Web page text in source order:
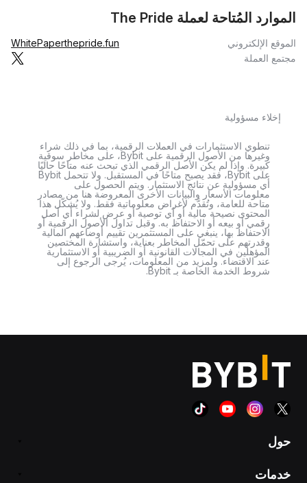
الموارد المُتاحة لعملة The Pride
الموقع الإلكتروني thepride.fun
WhitePaper
مجتمع العملة
إخلاء مسؤولية
تنطوي الاستثمارات في العملات الرقمية، بما في ذلك شراء
وغيرها من الأصول الرقمية على Bybit، على مخاطر سوقية
كبيرة. وإذا لم يكن الأصل الرقمي الذي تبحث عنه متاحًا حاليًا
على Bybit، فقد يصبح متاحًا في المستقبل. ولا تتحمل Bybit
أي مسؤولية عن نتائج الاستثمار. ويتم الحصول على
معلومات الأسعار والبيانات الأخرى المعروضة هنا من مصادر
متاحة للعامة، وتُقدَّم لأغراض معلوماتية فقط. ولا يُشكّل هذا
المحتوى نصيحة مالية أو أي توصية أو عرض لشراء أي أصل
رقمي أو بيعه أو الاحتفاظ به. وقبل تداول الأصول الرقمية أو
الاحتفاظ بها، ينبغي على المستثمرين تقييم أوضاعهم المالية
وقدرتهم على تحمّل المخاطر بعناية، واستشارة المختصين
المؤهلين في المجالات القانونية أو الضريبية أو الاستثمارية
عند الاقتضاء. ولمزيد من المعلومات، يُرجى الرجوع إلى
شروط الخدمة الخاصة بـ Bybit.
حول
خدمات